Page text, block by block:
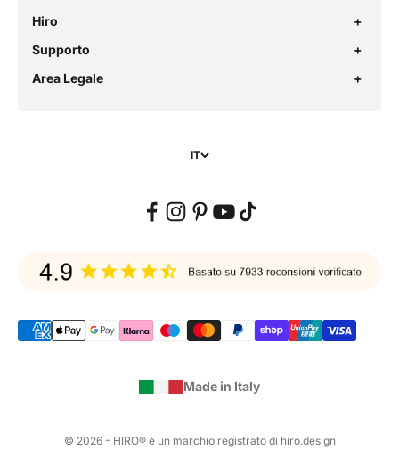
Hiro
Supporto
Area Legale
IT
Made in Italy
© 2026 - HIRO® è un marchio registrato di hiro.design